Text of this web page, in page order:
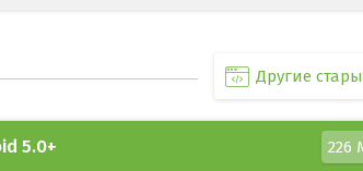
Другие
5.0+ 226